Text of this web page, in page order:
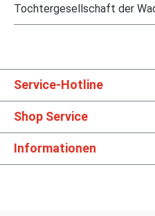
Tochtergesellschaft der
Service-Hotline
Shop Service
Informationen